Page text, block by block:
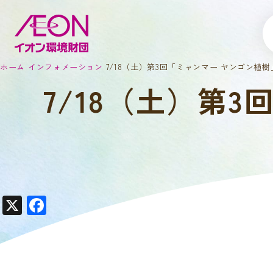
ホーム インフォメーション 7/18（土）第3回「ミャンマー ヤンゴン植樹
7/18（土）第3
X
a